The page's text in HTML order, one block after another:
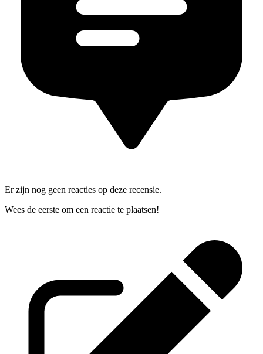
Er zijn nog geen reacties op deze recensie.
Wees de eerste om een reactie te plaatsen!